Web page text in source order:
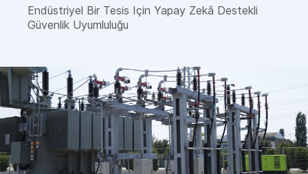
Endüstriyel Bir Tesis Için Yapay Zekâ Destekli
Güvenlik Uyumluluğu